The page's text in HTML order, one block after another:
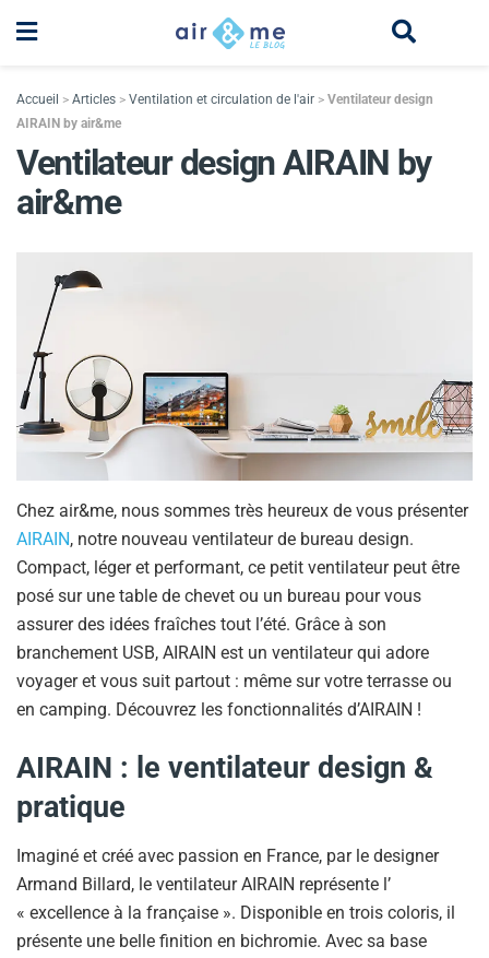
Accueil > Articles > Ventilation et circulation de l'air > Ventilateur design
AIRAIN by air&me
Ventilateur design AIRAIN by
air&me
Chez air&me, nous sommes très heureux de vous présenter
AIRAIN, notre nouveau ventilateur de bureau design.
Compact, léger et performant, ce petit ventilateur peut être
posé sur une table de chevet ou un bureau pour vous
assurer des idées fraîches tout l’été. Grâce à son
branchement USB, AIRAIN est un ventilateur qui adore
voyager et vous suit partout : même sur votre terrasse ou
en camping. Découvrez les fonctionnalités d’AIRAIN !
AIRAIN : le ventilateur design &
pratique
Imaginé et créé avec passion en France, par le designer
Armand Billard, le ventilateur AIRAIN représente l’
« excellence à la française ». Disponible en trois coloris, il
présente une belle finition en bichromie. Avec sa base